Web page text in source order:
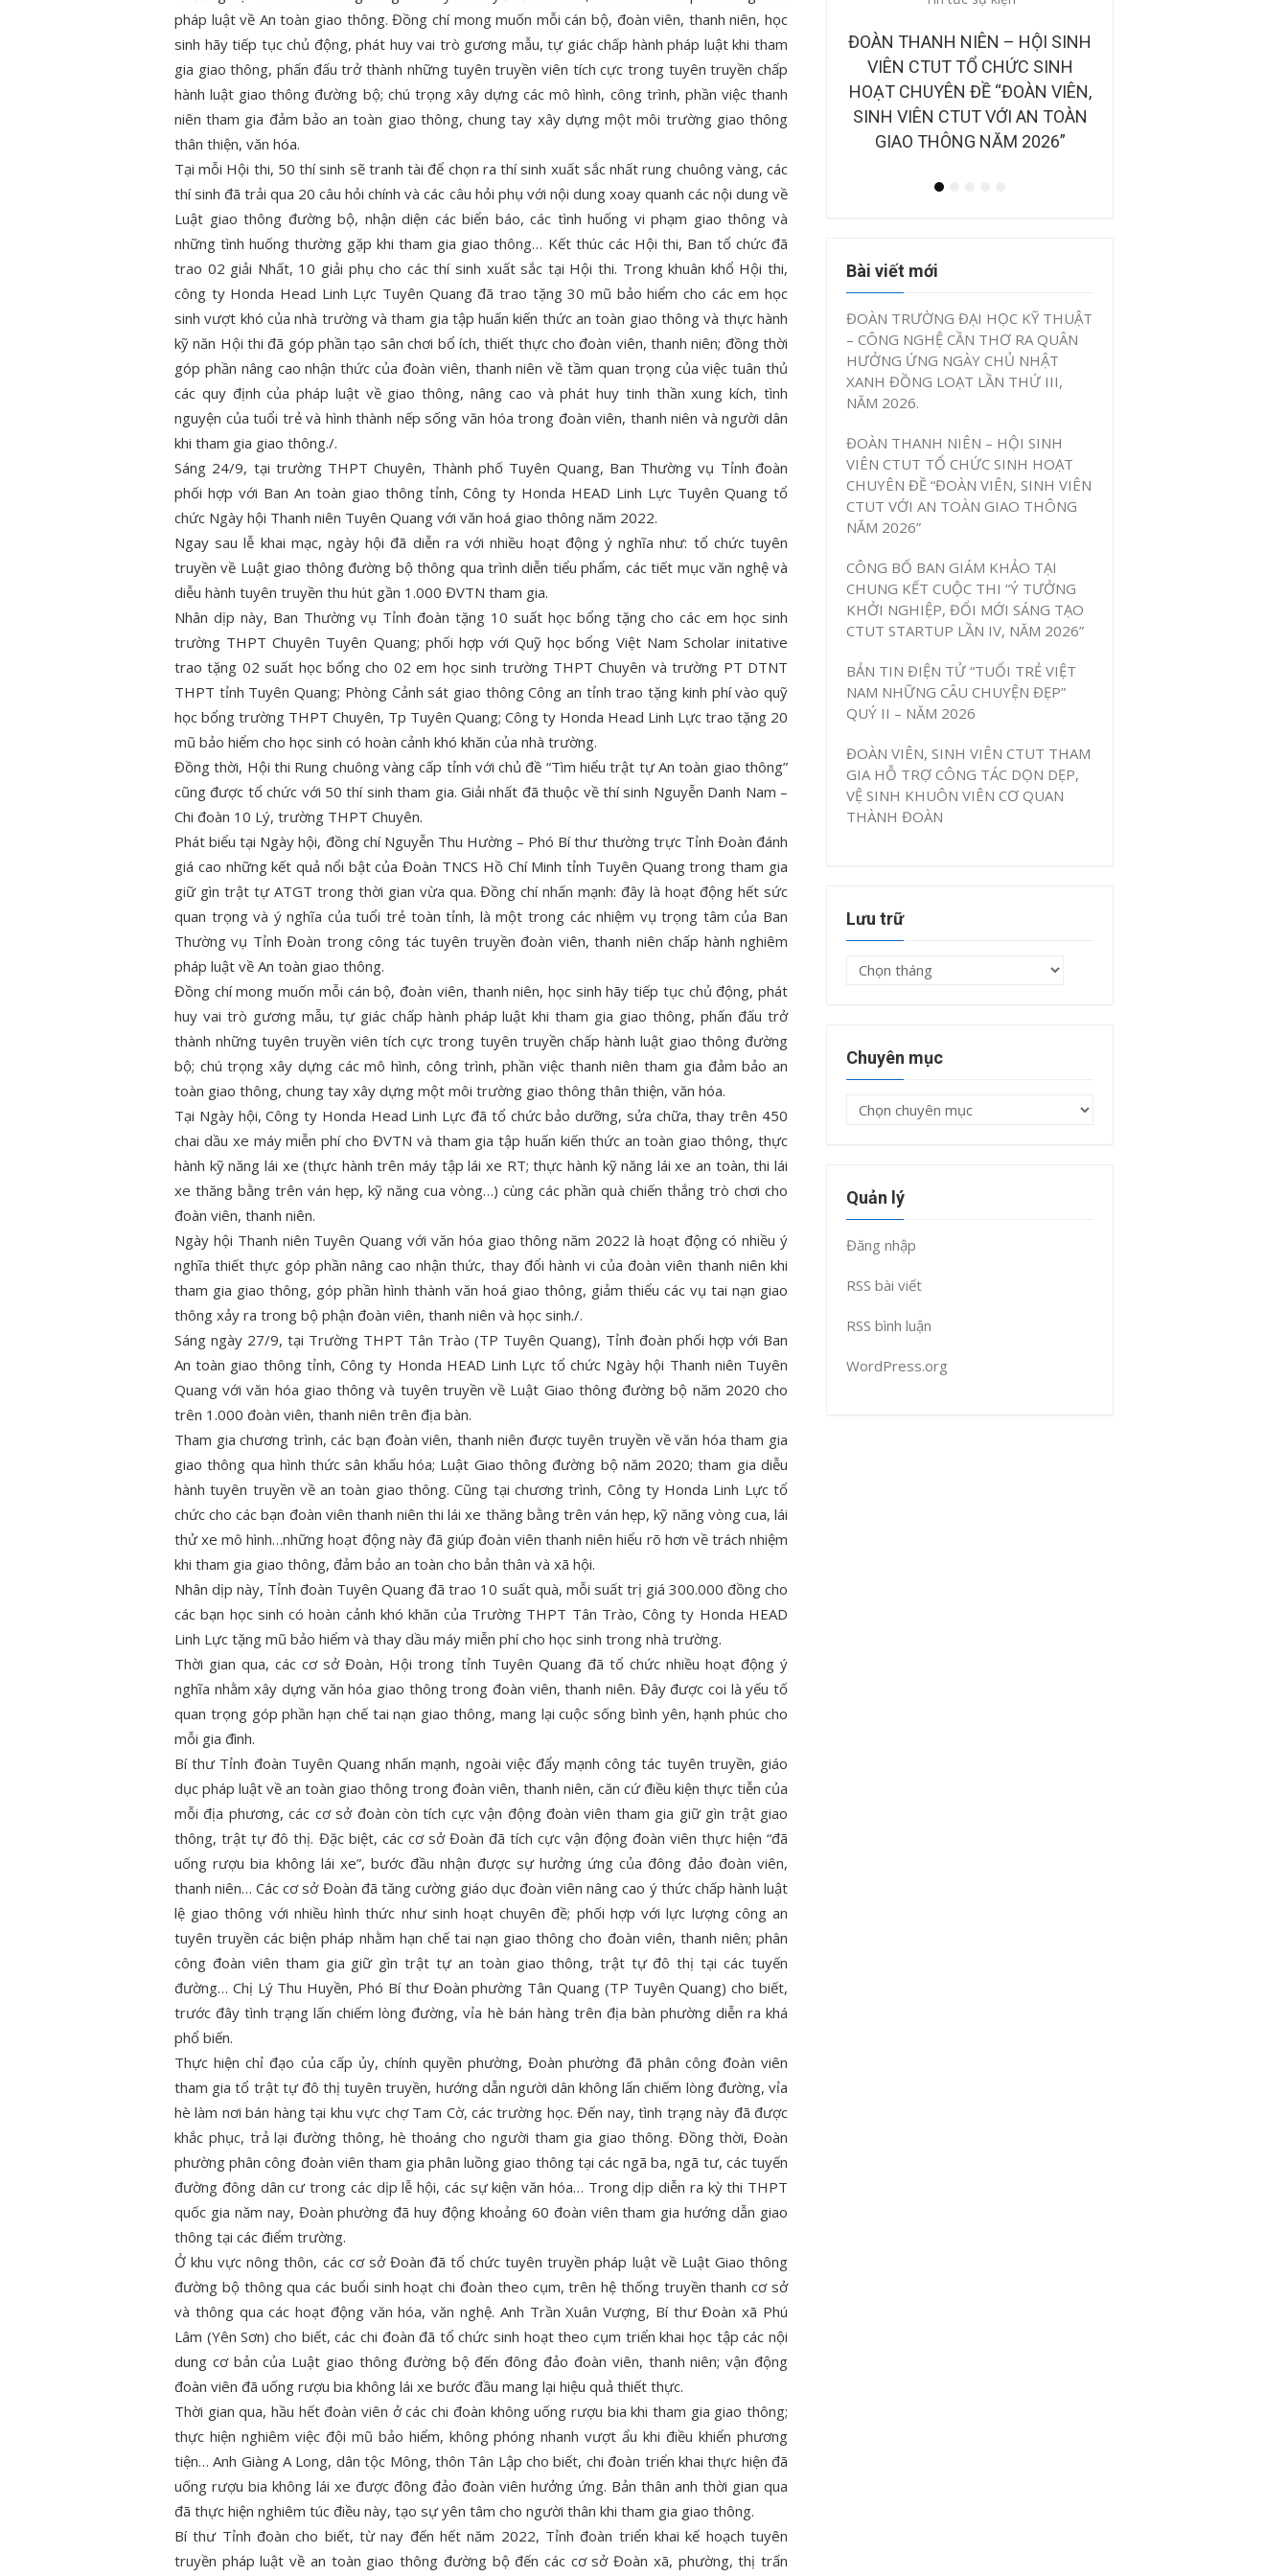
pháp luật về An toàn giao thông. Đồng chí mong muốn mỗi cán bộ, đoàn viên, thanh niên, học
sinh hãy tiếp tục chủ động, phát huy vai trò gương mẫu, tự giác chấp hành pháp luật khi tham
gia giao thông, phấn đấu trở thành những tuyên truyền viên tích cực trong tuyên truyền chấp
hành luật giao thông đường bộ; chú trọng xây dựng các mô hình, công trình, phần việc thanh
niên tham gia đảm bảo an toàn giao thông, chung tay xây dựng một môi trường giao thông
thân thiện, văn hóa.
Tại mỗi Hội thi, 50 thí sinh sẽ tranh tài để chọn ra thí sinh xuất sắc nhất rung chuông vàng, các
thí sinh đã trải qua 20 câu hỏi chính và các câu hỏi phụ với nội dung xoay quanh các nội dung về
Luật giao thông đường bộ, nhận diện các biển báo, các tình huống vi phạm giao thông và
những tình huống thường gặp khi tham gia giao thông… Kết thúc các Hội thi, Ban tổ chức đã
trao 02 giải Nhất, 10 giải phụ cho các thí sinh xuất sắc tại Hội thi. Trong khuân khổ Hội thi,
công ty Honda Head Linh Lực Tuyên Quang đã trao tặng 30 mũ bảo hiểm cho các em học
sinh vượt khó của nhà trường và tham gia tập huấn kiến thức an toàn giao thông và thực hành
kỹ năn Hội thi đã góp phần tạo sân chơi bổ ích, thiết thực cho đoàn viên, thanh niên; đồng thời
góp phần nâng cao nhận thức của đoàn viên, thanh niên về tầm quan trọng của việc tuân thủ
các quy định của pháp luật về giao thông, nâng cao và phát huy tinh thần xung kích, tình
nguyện của tuổi trẻ và hình thành nếp sống văn hóa trong đoàn viên, thanh niên và người dân
khi tham gia giao thông./.
Sáng 24/9, tại trường THPT Chuyên, Thành phố Tuyên Quang, Ban Thường vụ Tỉnh đoàn
phối hợp với Ban An toàn giao thông tỉnh, Công ty Honda HEAD Linh Lực Tuyên Quang tổ
chức Ngày hội Thanh niên Tuyên Quang với văn hoá giao thông năm 2022.
Ngay sau lễ khai mạc, ngày hội đã diễn ra với nhiều hoạt động ý nghĩa như: tổ chức tuyên
truyền về Luật giao thông đường bộ thông qua trình diễn tiểu phẩm, các tiết mục văn nghệ và
diễu hành tuyên truyền thu hút gần 1.000 ĐVTN tham gia.
Nhân dịp này, Ban Thường vụ Tỉnh đoàn tặng 10 suất học bổng tặng cho các em học sinh
trường THPT Chuyên Tuyên Quang; phối hợp với Quỹ học bổng Việt Nam Scholar initative
trao tặng 02 suất học bổng cho 02 em học sinh trường THPT Chuyên và trường PT DTNT
THPT tỉnh Tuyên Quang; Phòng Cảnh sát giao thông Công an tỉnh trao tặng kinh phí vào quỹ
học bổng trường THPT Chuyên, Tp Tuyên Quang; Công ty Honda Head Linh Lực trao tặng 20
mũ bảo hiểm cho học sinh có hoàn cảnh khó khăn của nhà trường.
Đồng thời, Hội thi Rung chuông vàng cấp tỉnh với chủ đề “Tìm hiểu trật tự An toàn giao thông”
cũng được tổ chức với 50 thí sinh tham gia. Giải nhất đã thuộc về thí sinh Nguyễn Danh Nam –
Chi đoàn 10 Lý, trường THPT Chuyên.
Phát biểu tại Ngày hội, đồng chí Nguyễn Thu Hường – Phó Bí thư thường trực Tỉnh Đoàn đánh
giá cao những kết quả nổi bật của Đoàn TNCS Hồ Chí Minh tỉnh Tuyên Quang trong tham gia
giữ gìn trật tự ATGT trong thời gian vừa qua. Đồng chí nhấn mạnh: đây là hoạt động hết sức
quan trọng và ý nghĩa của tuổi trẻ toàn tỉnh, là một trong các nhiệm vụ trọng tâm của Ban
Thường vụ Tỉnh Đoàn trong công tác tuyên truyền đoàn viên, thanh niên chấp hành nghiêm
pháp luật về An toàn giao thông.
Đồng chí mong muốn mỗi cán bộ, đoàn viên, thanh niên, học sinh hãy tiếp tục chủ động, phát
huy vai trò gương mẫu, tự giác chấp hành pháp luật khi tham gia giao thông, phấn đấu trở
thành những tuyên truyền viên tích cực trong tuyên truyền chấp hành luật giao thông đường
bộ; chú trọng xây dựng các mô hình, công trình, phần việc thanh niên tham gia đảm bảo an
toàn giao thông, chung tay xây dựng một môi trường giao thông thân thiện, văn hóa.
Tại Ngày hội, Công ty Honda Head Linh Lực đã tổ chức bảo dưỡng, sửa chữa, thay trên 450
chai dầu xe máy miễn phí cho ĐVTN và tham gia tập huấn kiến thức an toàn giao thông, thực
hành kỹ năng lái xe (thực hành trên máy tập lái xe RT; thực hành kỹ năng lái xe an toàn, thi lái
xe thăng bằng trên ván hẹp, kỹ năng cua vòng…) cùng các phần quà chiến thắng trò chơi cho
đoàn viên, thanh niên.
Ngày hội Thanh niên Tuyên Quang với văn hóa giao thông năm 2022 là hoạt động có nhiều ý
nghĩa thiết thực góp phần nâng cao nhận thức, thay đổi hành vi của đoàn viên thanh niên khi
tham gia giao thông, góp phần hình thành văn hoá giao thông, giảm thiểu các vụ tai nạn giao
thông xảy ra trong bộ phận đoàn viên, thanh niên và học sinh./.
Sáng ngày 27/9, tại Trường THPT Tân Trào (TP Tuyên Quang), Tỉnh đoàn phối hợp với Ban
An toàn giao thông tỉnh, Công ty Honda HEAD Linh Lực tổ chức Ngày hội Thanh niên Tuyên
Quang với văn hóa giao thông và tuyên truyền về Luật Giao thông đường bộ năm 2020 cho
trên 1.000 đoàn viên, thanh niên trên địa bàn.
Tham gia chương trình, các bạn đoàn viên, thanh niên được tuyên truyền về văn hóa tham gia
giao thông qua hình thức sân khấu hóa; Luật Giao thông đường bộ năm 2020; tham gia diễu
hành tuyên truyền về an toàn giao thông. Cũng tại chương trình, Công ty Honda Linh Lực tổ
chức cho các bạn đoàn viên thanh niên thi lái xe thăng bằng trên ván hẹp, kỹ năng vòng cua, lái
thử xe mô hình…những hoạt động này đã giúp đoàn viên thanh niên hiểu rõ hơn về trách nhiệm
khi tham gia giao thông, đảm bảo an toàn cho bản thân và xã hội.
Nhân dịp này, Tỉnh đoàn Tuyên Quang đã trao 10 suất quà, mỗi suất trị giá 300.000 đồng cho
các bạn học sinh có hoàn cảnh khó khăn của Trường THPT Tân Trào, Công ty Honda HEAD
Linh Lực tặng mũ bảo hiểm và thay dầu máy miễn phí cho học sinh trong nhà trường.
Thời gian qua, các cơ sở Đoàn, Hội trong tỉnh Tuyên Quang đã tổ chức nhiều hoạt động ý
nghĩa nhằm xây dựng văn hóa giao thông trong đoàn viên, thanh niên. Đây được coi là yếu tố
quan trọng góp phần hạn chế tai nạn giao thông, mang lại cuộc sống bình yên, hạnh phúc cho
mỗi gia đình.
Bí thư Tỉnh đoàn Tuyên Quang nhấn mạnh, ngoài việc đẩy mạnh công tác tuyên truyền, giáo
dục pháp luật về an toàn giao thông trong đoàn viên, thanh niên, căn cứ điều kiện thực tiễn của
mỗi địa phương, các cơ sở đoàn còn tích cực vận động đoàn viên tham gia giữ gìn trật giao
thông, trật tự đô thị. Đặc biệt, các cơ sở Đoàn đã tích cực vận động đoàn viên thực hiện “đã
uống rượu bia không lái xe”, bước đầu nhận được sự hưởng ứng của đông đảo đoàn viên,
thanh niên… Các cơ sở Đoàn đã tăng cường giáo dục đoàn viên nâng cao ý thức chấp hành luật
lệ giao thông với nhiều hình thức như sinh hoạt chuyên đề; phối hợp với lực lượng công an
tuyên truyền các biện pháp nhằm hạn chế tai nạn giao thông cho đoàn viên, thanh niên; phân
công đoàn viên tham gia giữ gìn trật tự an toàn giao thông, trật tự đô thị tại các tuyến
đường… Chị Lý Thu Huyền, Phó Bí thư Đoàn phường Tân Quang (TP Tuyên Quang) cho biết,
trước đây tình trạng lấn chiếm lòng đường, vỉa hè bán hàng trên địa bàn phường diễn ra khá
phổ biến.
Thực hiện chỉ đạo của cấp ủy, chính quyền phường, Đoàn phường đã phân công đoàn viên
tham gia tổ trật tự đô thị tuyên truyền, hướng dẫn người dân không lấn chiếm lòng đường, vỉa
hè làm nơi bán hàng tại khu vực chợ Tam Cờ, các trường học. Đến nay, tình trạng này đã được
khắc phục, trả lại đường thông, hè thoáng cho người tham gia giao thông. Đồng thời, Đoàn
phường phân công đoàn viên tham gia phân luồng giao thông tại các ngã ba, ngã tư, các tuyến
đường đông dân cư trong các dịp lễ hội, các sự kiện văn hóa… Trong dịp diễn ra kỳ thi THPT
quốc gia năm nay, Đoàn phường đã huy động khoảng 60 đoàn viên tham gia hướng dẫn giao
thông tại các điểm trường.
Ở khu vực nông thôn, các cơ sở Đoàn đã tổ chức tuyên truyền pháp luật về Luật Giao thông
đường bộ thông qua các buổi sinh hoạt chi đoàn theo cụm, trên hệ thống truyền thanh cơ sở
và thông qua các hoạt động văn hóa, văn nghệ. Anh Trần Xuân Vượng, Bí thư Đoàn xã Phú
Lâm (Yên Sơn) cho biết, các chi đoàn đã tổ chức sinh hoạt theo cụm triển khai học tập các nội
dung cơ bản của Luật giao thông đường bộ đến đông đảo đoàn viên, thanh niên; vận động
đoàn viên đã uống rượu bia không lái xe bước đầu mang lại hiệu quả thiết thực.
Thời gian qua, hầu hết đoàn viên ở các chi đoàn không uống rượu bia khi tham gia giao thông;
thực hiện nghiêm việc đội mũ bảo hiểm, không phóng nhanh vượt ẩu khi điều khiển phương
tiện… Anh Giàng A Long, dân tộc Mông, thôn Tân Lập cho biết, chi đoàn triển khai thực hiện đã
uống rượu bia không lái xe được đông đảo đoàn viên hưởng ứng. Bản thân anh thời gian qua
đã thực hiện nghiêm túc điều này, tạo sự yên tâm cho người thân khi tham gia giao thông.
Bí thư Tỉnh đoàn cho biết, từ nay đến hết năm 2022, Tỉnh đoàn triển khai kế hoạch tuyên
truyền pháp luật về an toàn giao thông đường bộ đến các cơ sở Đoàn xã, phường, thị trấn
ĐOÀN VIÊN, SINH VIÊN CTUT
THAM GIA HỖ TRỢ CÔNG TÁC
DỌN DẸP, VỆ SINH KHUÔN VIÊN
CƠ QUAN THÀNH ĐOÀN
ĐOÀN TRƯỜNG ĐẠI HỌC KỸ
THUẬT – CÔNG NGHỆ CẦN
THƠ XÂY DỰNG MÔ HÌNH
“TRẠM KÝ ỨC” NĂM HỌC 2025
ĐOÀN THANH NIÊN – HỘI SINH
VIÊN CTUT TỔ CHỨC SINH
HOẠT CHUYÊN ĐỀ “ĐOÀN VIÊN,
SINH VIÊN CTUT VỚI AN TOÀN
CÔNG BỐ BAN GIÁM KHẢO TẠI
CHUNG KẾT CUỘC THI “Ý
TƯỞNG KHỞI NGHIỆP, ĐỔI MỚI
SÁNG TẠO CTUT STARTUP LẦN
IV, NĂM 2026”
Bài viết mới
ĐOÀN TRƯỜNG ĐẠI HỌC KỸ THUẬT
– CÔNG NGHỆ CẦN THƠ RA QUÂN
HƯỞNG ỨNG NGÀY CHỦ NHẬT
XANH ĐỒNG LOẠT LẦN THỨ III,
NĂM 2026.
ĐOÀN THANH NIÊN – HỘI SINH
VIÊN CTUT TỔ CHỨC SINH HOẠT
CHUYÊN ĐỀ “ĐOÀN VIÊN, SINH VIÊN
CTUT VỚI AN TOÀN GIAO THÔNG
NĂM 2026”
CÔNG BỐ BAN GIÁM KHẢO TẠI
CHUNG KẾT CUỘC THI “Ý TƯỞNG
KHỞI NGHIỆP, ĐỔI MỚI SÁNG TẠO
CTUT STARTUP LẦN IV, NĂM 2026”
BẢN TIN ĐIỆN TỬ “TUỔI TRẺ VIỆT
NAM NHỮNG CÂU CHUYỆN ĐẸP”
QUÝ II – NĂM 2026
ĐOÀN VIÊN, SINH VIÊN CTUT THAM
GIA HỖ TRỢ CÔNG TÁC DỌN DẸP,
VỆ SINH KHUÔN VIÊN CƠ QUAN
THÀNH ĐOÀN
Lưu trữ
Lưu
Chuyên mục
Chuyên
Quản lý
Đăng nhập
RSS bài viết
RSS bình luận
WordPress.org